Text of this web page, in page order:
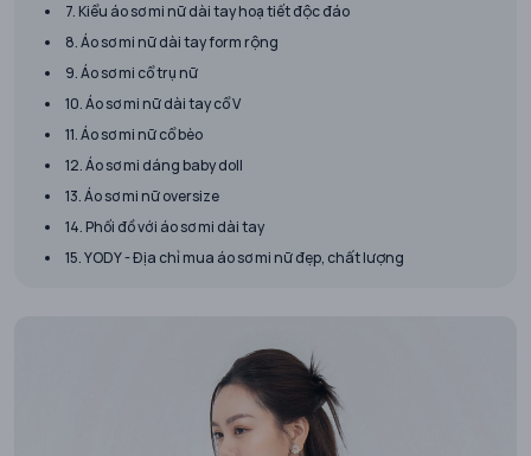
7. Kiểu áo sơ mi nữ dài tay hoạ tiết độc đáo
8. Áo sơ mi nữ dài tay form rộng
9. Áo sơ mi cổ trụ nữ
10. Áo sơ mi nữ dài tay cổ V
11. Áo sơ mi nữ cổ bèo
12. Áo sơ mi dáng baby doll
13. Áo sơ mi nữ oversize
14. Phối đồ với áo sơ mi dài tay
15. YODY - Địa chỉ mua áo sơ mi nữ đẹp, chất lượng